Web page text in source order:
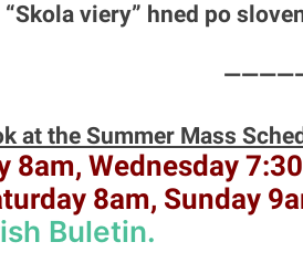
viery” hned po
at the Summer Mass
8am, Wednesday
8am, Sunday
Buletin.